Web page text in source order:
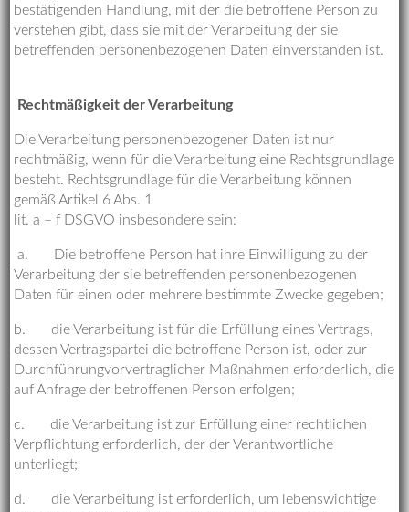
bestätigenden Handlung, mit der die betroffene Person zu
verstehen gibt, dass sie mit der Verarbeitung der sie
betreffenden personenbezogenen Daten einverstanden ist.
Rechtmäßigkeit der Verarbeitung
Die Verarbeitung personenbezogener Daten ist nur
rechtmäßig, wenn für die Verarbeitung eine Rechtsgrundlage
besteht. Rechtsgrundlage für die Verarbeitung können
gemäß Artikel 6 Abs. 1
lit. a – f DSGVO insbesondere sein:
a. Die betroffene Person hat ihre Einwilligung zu der
Verarbeitung der sie betreffenden personenbezogenen
Daten für einen oder mehrere bestimmte Zwecke gegeben;
b. die Verarbeitung ist für die Erfüllung eines Vertrags,
dessen Vertragspartei die betroffene Person ist, oder zur
Durchführungvorvertraglicher Maßnahmen erforderlich, die
auf Anfrage der betroffenen Person erfolgen;
c. die Verarbeitung ist zur Erfüllung einer rechtlichen
Verpflichtung erforderlich, der der Verantwortliche
unterliegt;
d. die Verarbeitung ist erforderlich, um lebenswichtige